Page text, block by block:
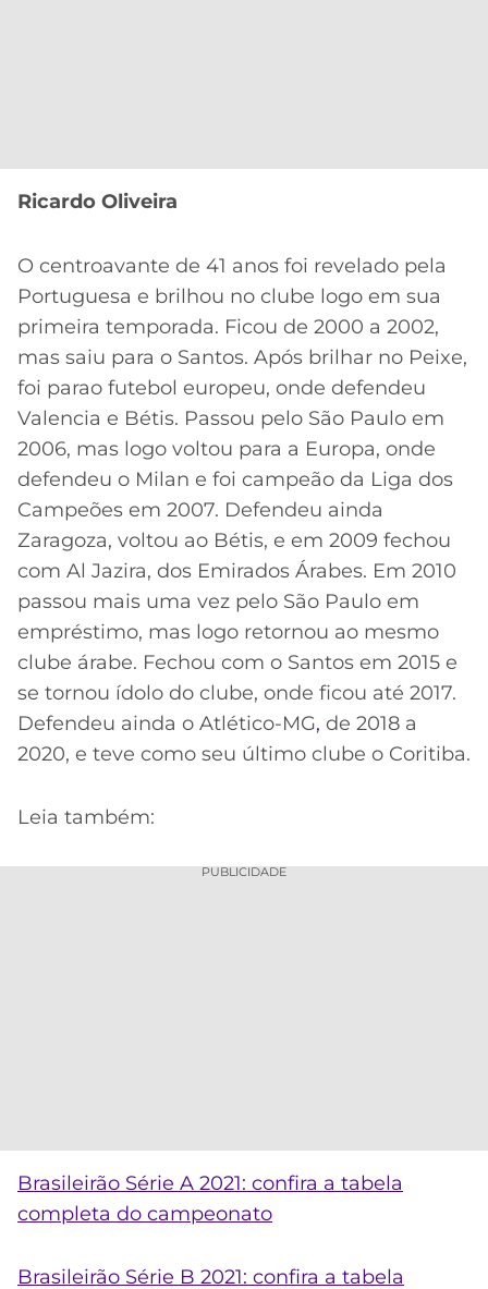
Ricardo Oliveira
O centroavante de 41 anos foi revelado pela
Portuguesa e brilhou no clube logo em sua
primeira temporada. Ficou de 2000 a 2002,
mas saiu para o Santos. Após brilhar no Peixe,
foi parao futebol europeu, onde defendeu
Valencia e Bétis. Passou pelo São Paulo em
2006, mas logo voltou para a Europa, onde
defendeu o Milan e foi campeão da Liga dos
Campeões em 2007. Defendeu ainda
Zaragoza, voltou ao Bétis, e em 2009 fechou
com Al Jazira, dos Emirados Árabes. Em 2010
passou mais uma vez pelo São Paulo em
empréstimo, mas logo retornou ao mesmo
clube árabe. Fechou com o Santos em 2015 e
se tornou ídolo do clube, onde ficou até 2017.
Defendeu ainda o Atlético-MG, de 2018 a
2020, e teve como seu último clube o Coritiba.
Leia também:
PUBLICIDADE
Brasileirão Série A 2021: confira a tabela
completa do campeonato
Brasileirão Série B 2021: confira a tabela